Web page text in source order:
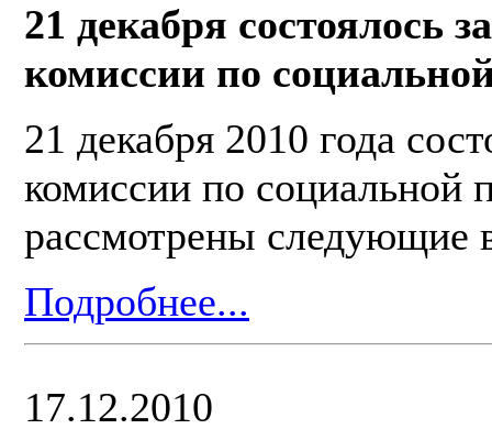
21 декабря состоялось
комиссии по
21 декабря 2010 года
комиссии по социальной
рассмотрены следующие
Подробнее...
17.12.2010